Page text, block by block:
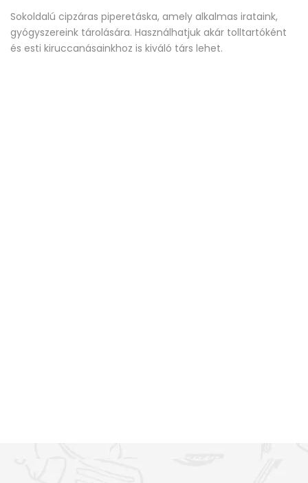
Sokoldalú cipzáras piperetáska, amely alkalmas irataink,
gyógyszereink tárolására. Használhatjuk akár tolltartóként
és esti kiruccanásainkhoz is kiváló társ lehet.